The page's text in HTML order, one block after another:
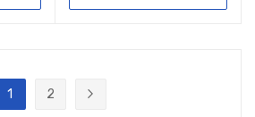
Page
Vous lisez actuellement la page
1
2